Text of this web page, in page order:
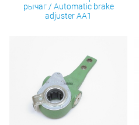
рычаг / Automatic brake
adjuster AA1